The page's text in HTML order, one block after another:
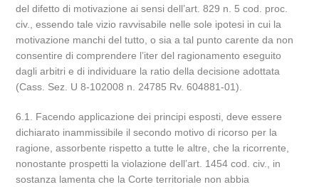
del difetto di motivazione ai sensi dell’art. 829 n. 5 cod. proc.
civ., essendo tale vizio ravvisabile nelle sole ipotesi in cui la
motivazione manchi del tutto, o sia a tal punto carente da non
consentire di comprendere l’iter del ragionamento eseguito
dagli arbitri e di individuare la ratio della decisione adottata
(Cass. Sez. U 8-102008 n. 24785 Rv. 604881-01).
6.1. Facendo applicazione dei principi esposti, deve essere
dichiarato inammissibile il secondo motivo di ricorso per la
ragione, assorbente rispetto a tutte le altre, che la ricorrente,
nonostante prospetti la violazione dell’art. 1454 cod. civ., in
sostanza lamenta che la Corte territoriale non abbia